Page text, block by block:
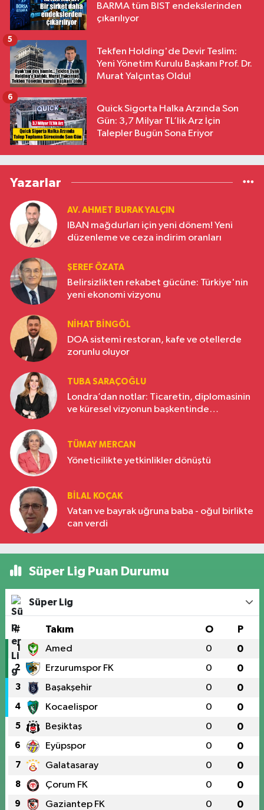
BARMA tüm BIST endekslerinden
çıkarılıyor
Tekfen Holding'de Devir Teslim:
Yeni Yönetim Kurulu Başkanı Prof. Dr.
Murat Yalçıntaş Oldu!
5
Quick Sigorta Halka Arzında Son
Gün: 3,7 Milyar TL’lik Arz İçin
Talepler Bugün Sona Eriyor
6
Yazarlar
AV. AHMET BURAK YALÇIN
IBAN mağdurları için yeni dönem! Yeni
düzenleme ve ceza indirim oranları
ŞEREF ÖZATA
Belirsizlikten rekabet gücüne: Türkiye'nin
yeni ekonomi vizyonu
NIHAT BINGÖL
DOA sistemi restoran, kafe ve otellerde
zorunlu oluyor
TUBA SARAÇOĞLU
Londra’dan notlar: Ticaretin, diplomasinin
ve küresel vizyonun başkentinde
TÜMAY MERCAN
Yöneticilikte yetkinlikler dönüştü
BILAL KOÇAK
Vatan ve bayrak uğruna baba - oğul birlikte
can verdi
Süper Lig Puan Durumu
Süper Lig
# Takım O P
1 Amed 0 0
2 Erzurumspor FK 0 0
3 Başakşehir 0 0
4 Kocaelispor 0 0
5 Beşiktaş 0 0
6 Eyüpspor 0 0
7 Galatasaray 0 0
8 Çorum FK 0 0
9 Gaziantep FK 0 0